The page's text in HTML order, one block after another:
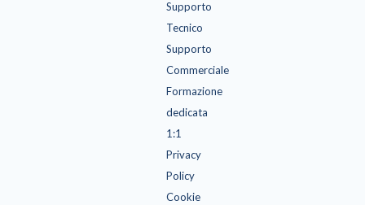
Supporto
Tecnico
Supporto
Commerciale
Formazione
dedicata
1:1
Privacy
Policy
Cookie